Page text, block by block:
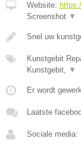
Website:
Screenshot ▼
Snel uw
Kunstgebit
Kunstgebit, ▼
Er wordt
Laatste
Sociale media: